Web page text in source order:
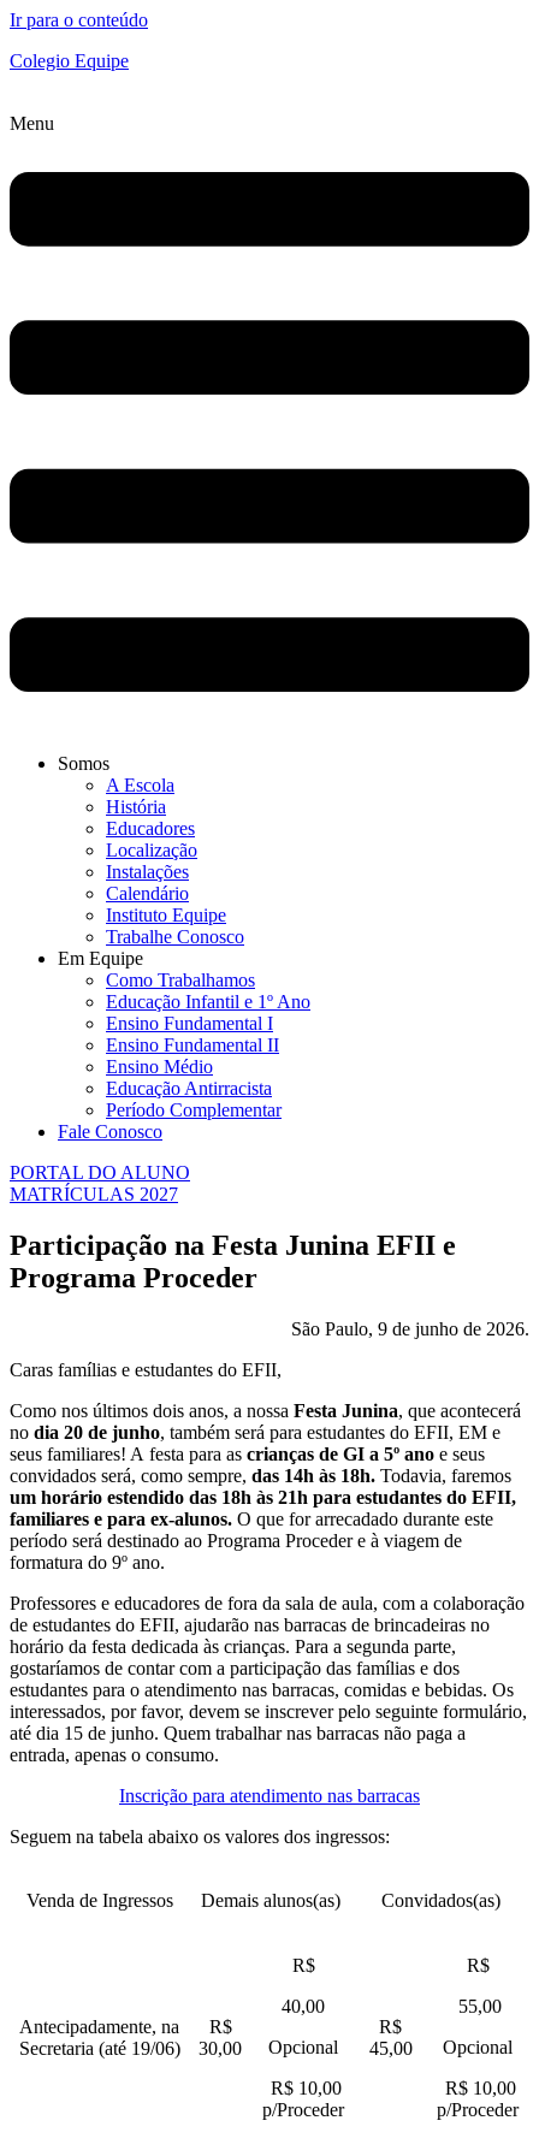
Ir para o conteúdo
Colegio Equipe
Menu
Somos
A Escola
História
Educadores
Localização
Instalações
Calendário
Instituto Equipe
Trabalhe Conosco
Em Equipe
Como Trabalhamos
Educação Infantil e 1º Ano
Ensino Fundamental I
Ensino Fundamental II
Ensino Médio
Educação Antirracista
Período Complementar
Fale Conosco
PORTAL DO ALUNO
MATRÍCULAS 2027
Participação na Festa Junina EFII e
Programa Proceder
São Paulo, 9 de junho de 2026.
Caras famílias e estudantes do EFII,
Como nos últimos dois anos, a nossa Festa Junina, que acontecerá
no dia 20 de junho, também será para estudantes do EFII, EM e
seus familiares! A festa para as crianças de GI a 5º ano e seus
convidados será, como sempre, das 14h às 18h. Todavia, faremos
um horário estendido das 18h às 21h para estudantes do EFII,
familiares e para ex-alunos. O que for arrecadado durante este
período será destinado ao Programa Proceder e à viagem de
formatura do 9º ano.
Professores e educadores de fora da sala de aula, com a colaboração
de estudantes do EFII, ajudarão nas barracas de brincadeiras no
horário da festa dedicada às crianças. Para a segunda parte,
gostaríamos de contar com a participação das famílias e dos
estudantes para o atendimento nas barracas, comidas e bebidas. Os
interessados, por favor, devem se inscrever pelo seguinte formulário,
até dia 15 de junho. Quem trabalhar nas barracas não paga a
entrada, apenas o consumo.
Inscrição para atendimento nas barracas
Seguem na tabela abaixo os valores dos ingressos:
Venda de Ingressos Demais alunos(as) Convidados(as)
Antecipadamente, na
Secretaria (até 19/06)
R$
30,00
R$
40,00
Opcional
R$ 10,00
p/Proceder
R$
45,00
R$
55,00
Opcional
R$ 10,00
p/Proceder